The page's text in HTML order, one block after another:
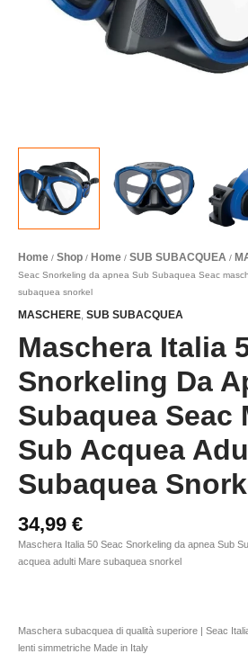
Home / Shop / Home / SUB SUBACQUEA /
Seac Snorkeling da apnea Sub Subaquea Seac
subaquea snorkel
MASCHERE SUB SUBACQUEA
Maschera Italia
Snorkeling Da
Subaquea Seac
Sub Acquea
Subaquea
34,99 €
Maschera Italia 50 Seac Snorkeling da apnea Sub
acquea adulti Mare subaquea snorkel
Maschera subacquea di qualità superiore | Seac
lenti simmetriche Made in Italy